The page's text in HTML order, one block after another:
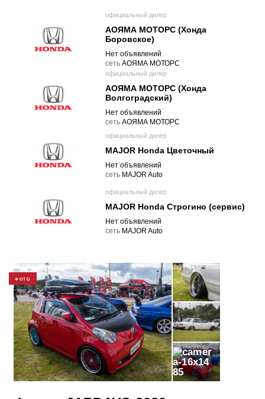
официальный дилер
АОЯМА МОТОРС (Хонда
Боровское)
Нет объявлений
cеть АОЯМА МОТОРС
официальный дилер
АОЯМА МОТОРС (Хонда
Волгоградский)
Нет объявлений
cеть АОЯМА МОТОРС
официальный дилер
MAJOR Honda Цветочный
Нет объявлений
cеть MAJOR Auto
официальный дилер
MAJOR Honda Строгино (сервис)
Нет объявлений
cеть MAJOR Auto
ФОТО
85